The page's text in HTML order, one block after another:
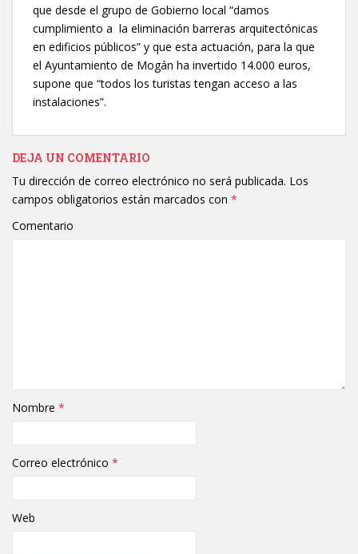
que desde el grupo de Gobierno local “damos
cumplimiento a la eliminación barreras arquitectónicas
en edificios públicos” y que esta actuación, para la que
el Ayuntamiento de Mogán ha invertido 14.000 euros,
supone que “todos los turistas tengan acceso a las
instalaciones”.
DEJA UN COMENTARIO
Tu dirección de correo electrónico no será publicada. Los
campos obligatorios están marcados con *
Comentario
Nombre *
Correo electrónico *
Web